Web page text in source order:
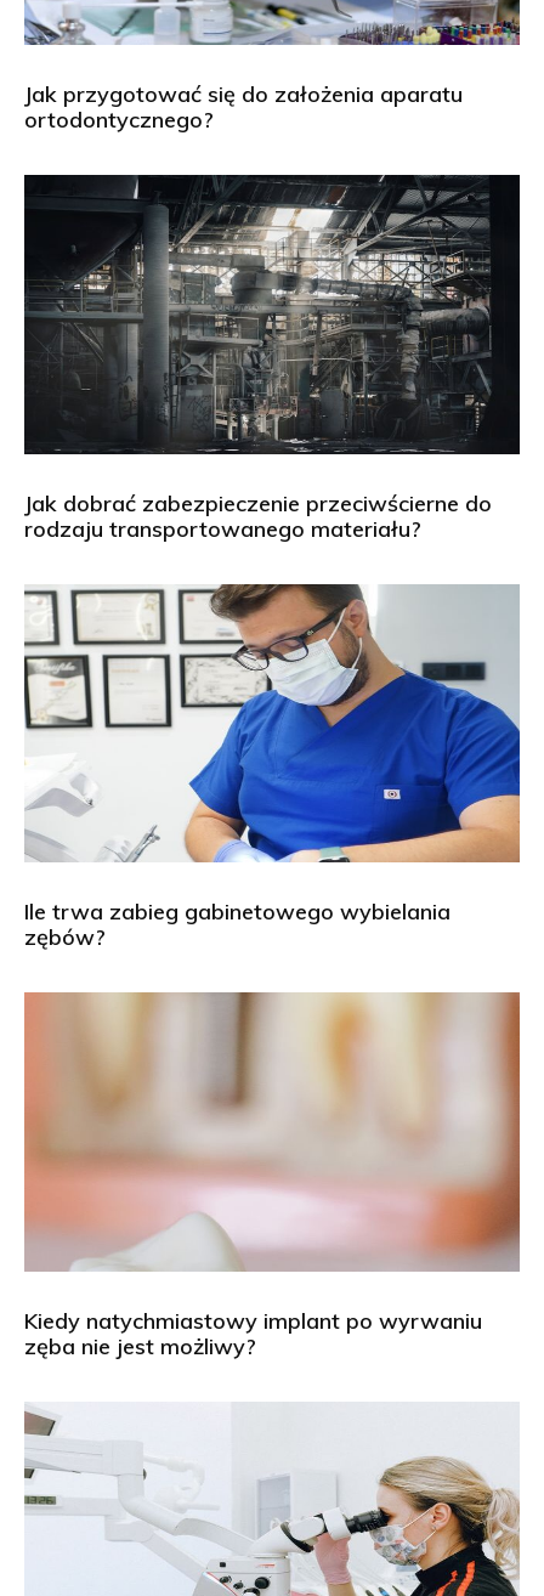
Jak przygotować się do założenia aparatu
ortodontycznego?
Jak dobrać zabezpieczenie przeciwścierne do
rodzaju transportowanego materiału?
Ile trwa zabieg gabinetowego wybielania
zębów?
Kiedy natychmiastowy implant po wyrwaniu
zęba nie jest możliwy?